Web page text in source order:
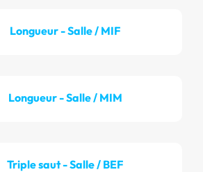
Longueur - Salle / MIF
Longueur - Salle / MIM
Triple saut - Salle / BEF